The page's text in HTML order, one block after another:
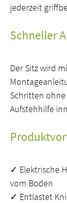
jederzeit
Schneller
Der Sitz wird
Schritten
Aufstehhilfe
✓ Elektrische
vom Boden
✓ Entlastet